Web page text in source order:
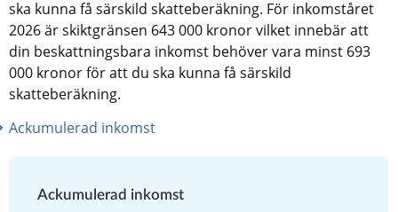
ska kunna få särskild skatteberäkning. För inkomståret
2026 är skiktgränsen 643 000 kronor vilket innebär att
din beskattningsbara inkomst behöver vara minst 693
000 kronor för att du ska kunna få särskild
skatteberäkning.
Ackumulerad inkomst
Ackumulerad inkomst